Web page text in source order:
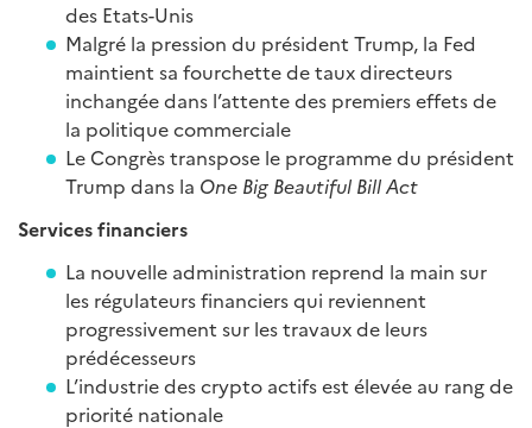
des Etats-Unis
Malgré la pression du président Trump, la Fed
maintient sa fourchette de taux directeurs
inchangée dans l’attente des premiers effets de
la politique commerciale
Le Congrès transpose le programme du président
Trump dans la One Big Beautiful Bill Act
Services financiers
La nouvelle administration reprend la main sur
les régulateurs financiers qui reviennent
progressivement sur les travaux de leurs
prédécesseurs
L’industrie des crypto actifs est élevée au rang de
priorité nationale